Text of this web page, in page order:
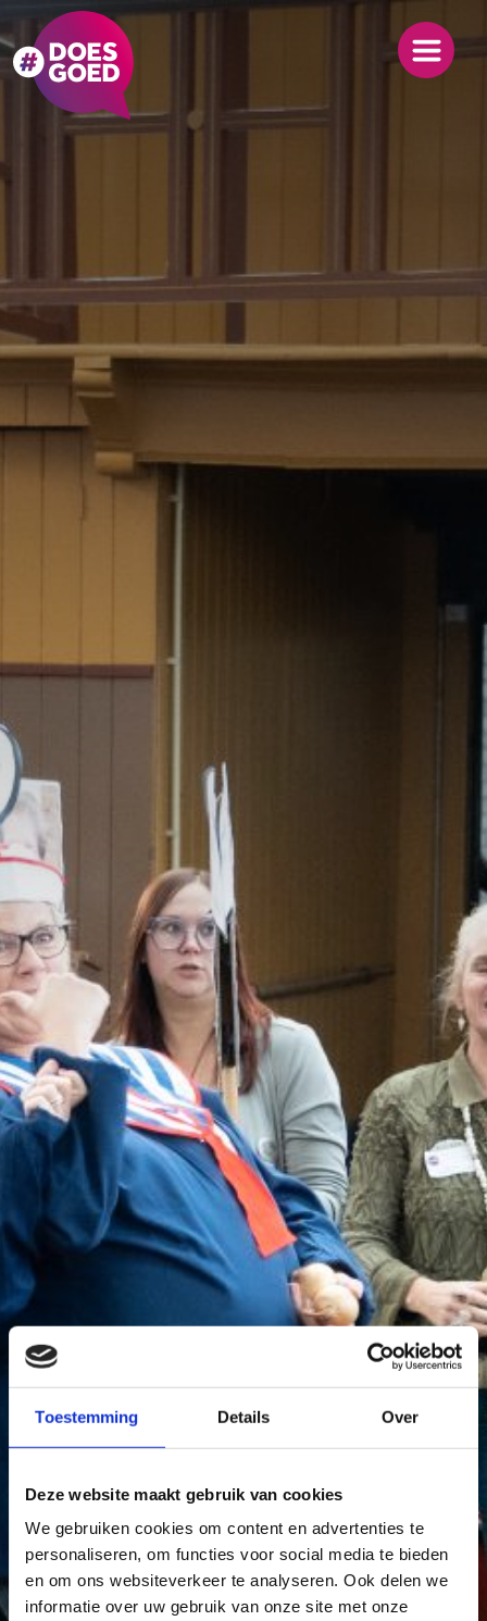
Toestemming Details Over
Deze website maakt gebruik van cookies
We gebruiken cookies om content en advertenties te
personaliseren, om functies voor social media te bieden
en om ons websiteverkeer te analyseren. Ook delen we
informatie over uw gebruik van onze site met onze